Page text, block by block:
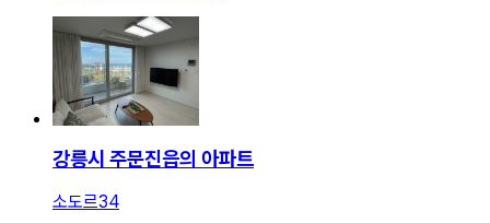
강릉시 주문진읍의 아파트
소도르34